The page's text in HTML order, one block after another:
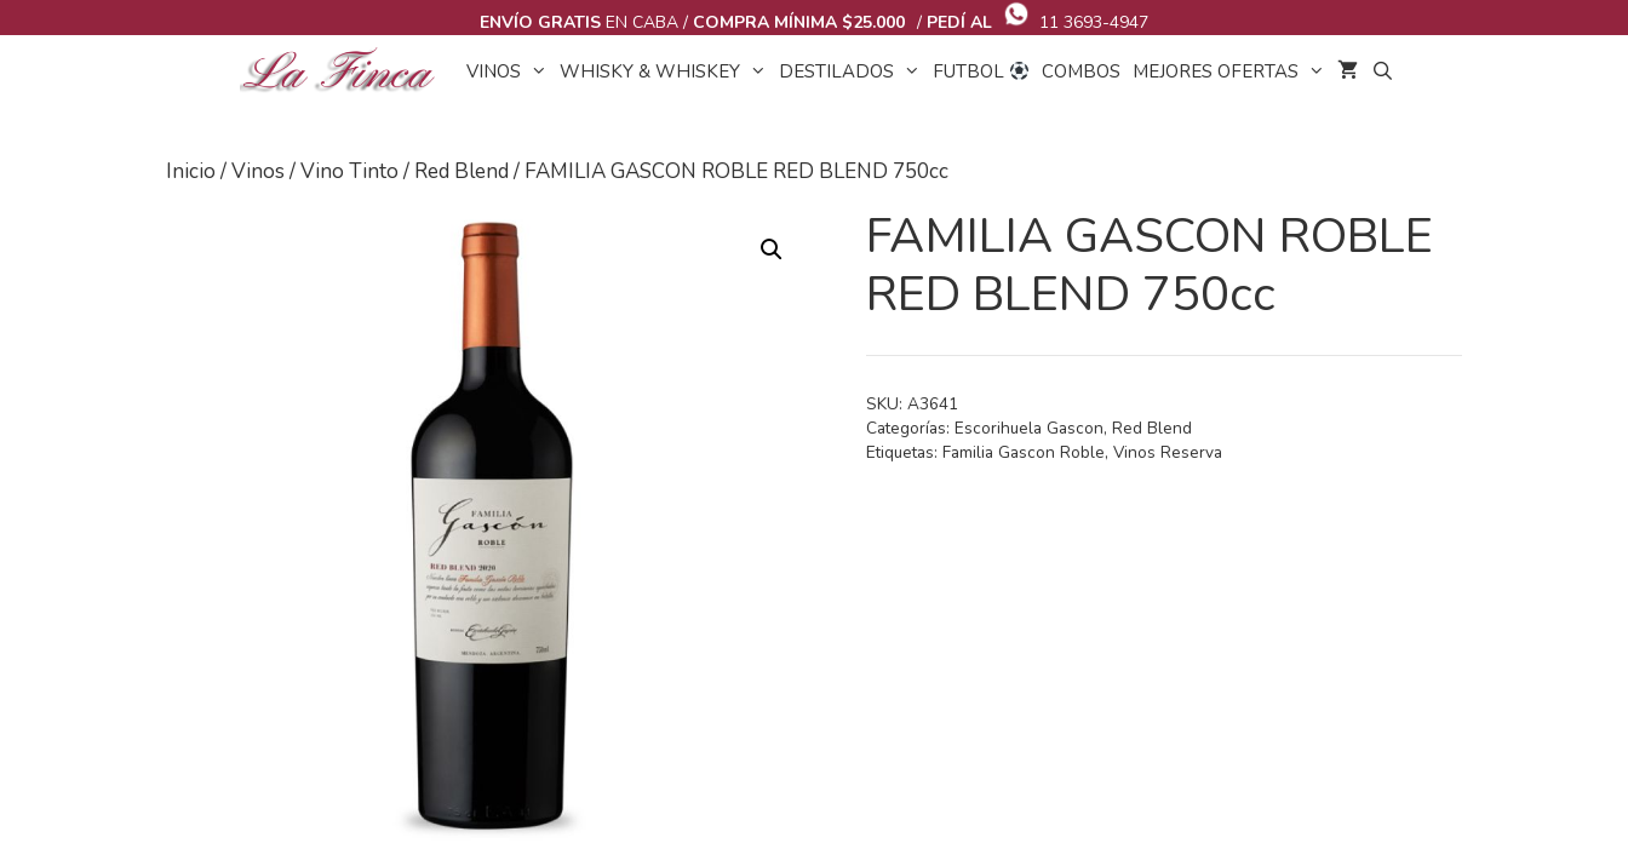
al
ENVÍO GRATIS EN CABA / COMPRA MÍNIMA $25.000 / PEDÍ AL 11 3693-4947
VINOS WHISKY & WHISKEY DESTILADOS FUTBOL COMBOS MEJORES OFERTAS
Inicio/Vinos/Vino Tinto/ Red Blend/ FAMILIA GASCON ROBLE RED BLEND 750cc
FAMILIA GASCON ROBLE
RED BLEND 750cc
SKU: A3641
Categorías: Escorihuela Gascon, Red Blend
Etiquetas: Familia Gascon Roble, Vinos Reserva